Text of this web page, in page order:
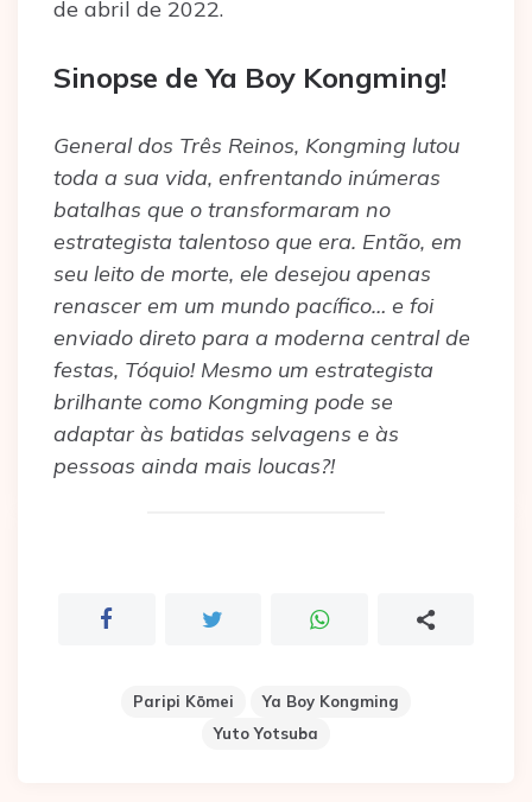
de abril de 2022.
Sinopse de Ya Boy Kongming!
General dos Três Reinos, Kongming lutou
toda a sua vida, enfrentando inúmeras
batalhas que o transformaram no
estrategista talentoso que era. Então, em
seu leito de morte, ele desejou apenas
renascer em um mundo pacífico… e foi
enviado direto para a moderna central de
festas, Tóquio! Mesmo um estrategista
brilhante como Kongming pode se
adaptar às batidas selvagens e às
pessoas ainda mais loucas?!
Paripi Kōmei
Ya Boy Kongming
Yuto Yotsuba